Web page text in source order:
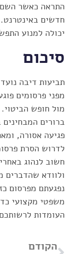
התראה כאשר
חדשים באינטרנט.
יכולה למנוע
סיכום
תביעות דיבה
מפני פרסומים
מול חופש
ברורים המבחינים
פגיעה אסורה,
לדרוש הסרת
חשוב לנהוג
ולוודא שהדברים
נפגעתם מפרסום
משפטי מקצועי
העומדות
הקודם